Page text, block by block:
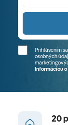
Prihlásením
osobných
Informáciou
20